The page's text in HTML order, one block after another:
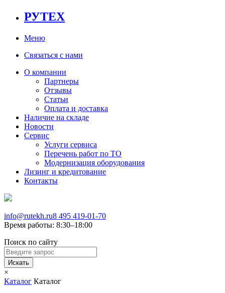
РУТЕХ
Меню
Связаться с нами
О компании
Партнеры
Отзывы
Статьи
Оплата и доставка
Наличие на складе
Новости
Сервис
Услуги сервиса
Перечень работ по ТО
Модернизация оборудования
Лизинг и кредитование
Контакты
info@rutekh.ru8 495 419-01-70
Время работы: 8:30–18:00
Поиск по сайту
Искать
×
Каталог Каталог